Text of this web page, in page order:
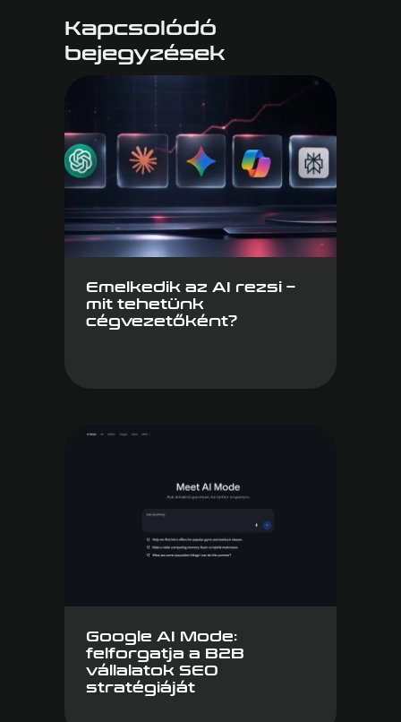
Kapcsolódó
bejegyzések
Emelkedik az AI rezsi –
mit tehetünk
cégvezetőként?
Google AI Mode:
felforgatja a B2B
vállalatok SEO
stratégiáját